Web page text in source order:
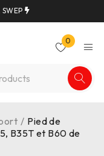
0
/ Pied de
B35T et B60 de